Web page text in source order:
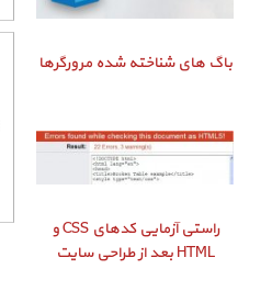
باگ‌ های شناخته شده مرورگرها
راستی‌ آزمایی کدهای CSS و
HTML بعد از طراحی سایت